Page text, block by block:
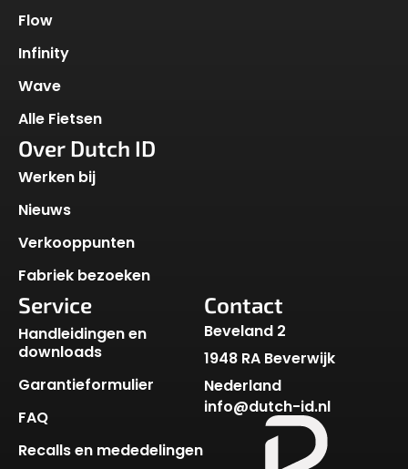
Flow
Infinity
Wave
Alle Fietsen
Over Dutch ID
Werken bij
Nieuws
Verkooppunten
Fabriek bezoeken
Service
Handleidingen en
downloads
Garantieformulier
FAQ
Recalls en mededelingen
Contact
Beveland 2
1948 RA Beverwijk
Nederland
info@dutch-id.nl